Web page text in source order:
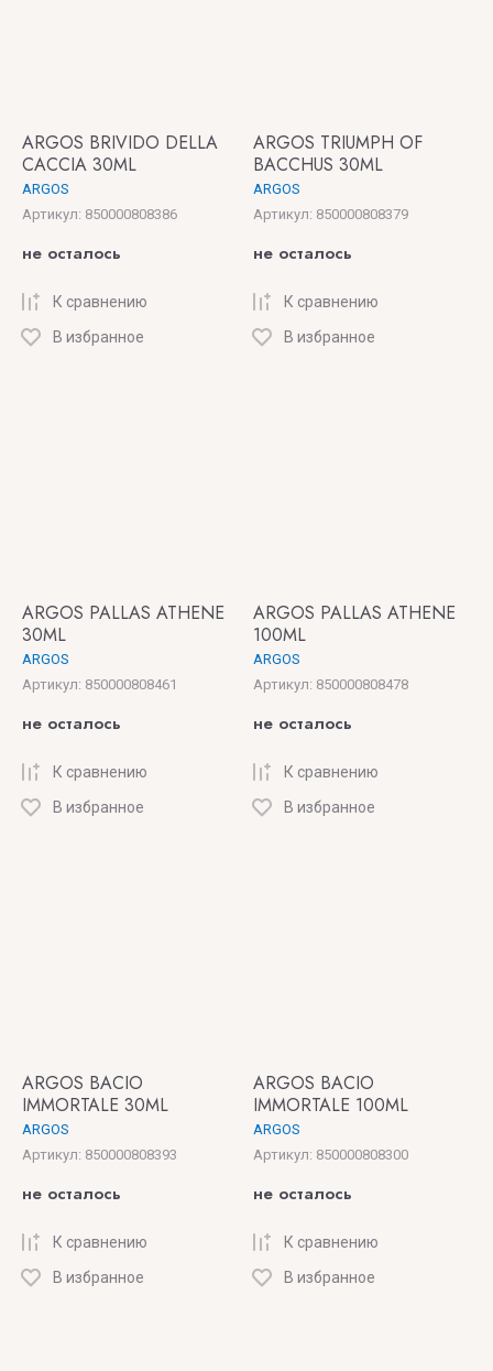
ARGOS BRIVIDO DELLA
CACCIA 30ML
ARGOS
Артикул: 850000808386
не осталось
К сравнению
В избранное
ARGOS TRIUMPH OF
BACCHUS 30ML
ARGOS
Артикул: 850000808379
не осталось
К сравнению
В избранное
ARGOS PALLAS ATHENE
30ML
ARGOS
Артикул: 850000808461
не осталось
К сравнению
В избранное
ARGOS PALLAS ATHENE
100ML
ARGOS
Артикул: 850000808478
не осталось
К сравнению
В избранное
ARGOS BACIO
IMMORTALE 30ML
ARGOS
Артикул: 850000808393
не осталось
К сравнению
В избранное
ARGOS BACIO
IMMORTALE 100ML
ARGOS
Артикул: 850000808300
не осталось
К сравнению
В избранное